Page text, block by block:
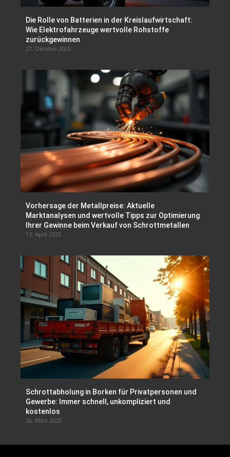
Die Rolle von Batterien in der Kreislaufwirtschaft:
Wie Elektrofahrzeuge wertvolle Rohstoffe
zurückgewinnen
27. Oktober 2025
Vorhersage der Metallpreise: Aktuelle
Marktanalysen und wertvolle Tipps zur Optimierung
Ihrer Gewinne beim Verkauf von Schrottmetallen
13. April 2025
Schrottabholung in Borken für Privatpersonen und
Gewerbe: Immer schnell, unkompliziert und
kostenlos
26. März 2025